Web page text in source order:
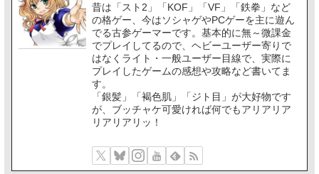
昔は「スト2」「KOF」「VF」「鉄拳」など
の格ゲー、今はソシャゲやPCゲーを主に遊ん
でる古参ゲーマーです。基本的に無～微課金
でプレイしてるので、ヘビーユーザー寄りで
はなくライト・一般ユーザー目線で、実際に
プレイしたゲームの感想や攻略など書いてま
す。
「銀髪」「褐色肌」「ジト目」が大好物です
が、ブッチャケ可愛ければ何でもアリアリア
リアリアリッ！